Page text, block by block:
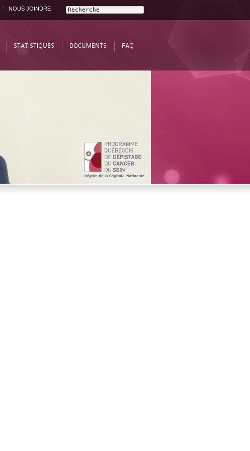
NOUS JOINDRE
STATISTIQUES DOCUMENTS FAQ